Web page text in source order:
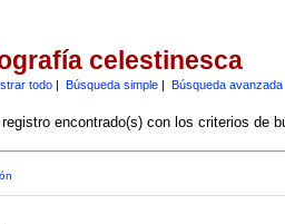
celestinesca
todo| Búsqueda simple| Búsqueda avanzada
encontrado(s) con los criterios de